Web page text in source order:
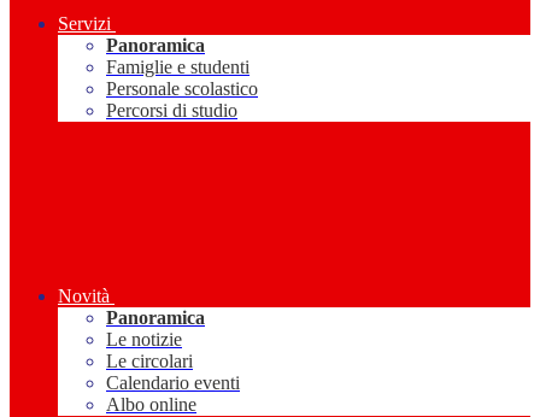
Servizi
Panoramica
Famiglie e studenti
Personale scolastico
Percorsi di studio
Novità
Panoramica
Le notizie
Le circolari
Calendario eventi
Albo online